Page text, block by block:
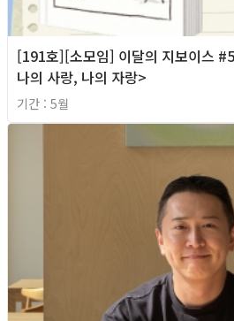
[191호][소모임] 이달의 지보이스
나의 사랑, 나의 자랑>
기간 : 5월